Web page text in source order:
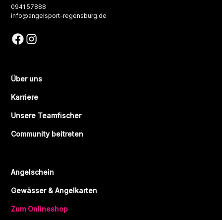
0941 57888
info@angelsport-regensburg.de
Über uns
Karriere
Unsere Teamfischer
Community beitreten
Angelschein
Gewässer & Angelkarten
Zum Onlineshop